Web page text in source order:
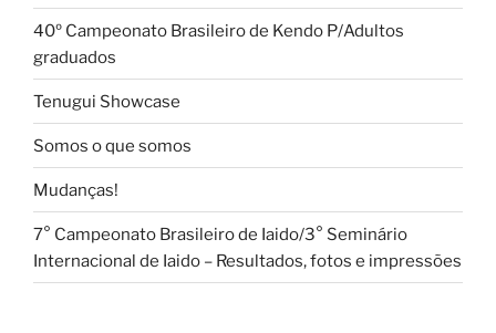
40º Campeonato Brasileiro de Kendo P/Adultos
graduados
Tenugui Showcase
Somos o que somos
Mudanças!
7° Campeonato Brasileiro de Iaido/3° Seminário
Internacional de Iaido – Resultados, fotos e impressões